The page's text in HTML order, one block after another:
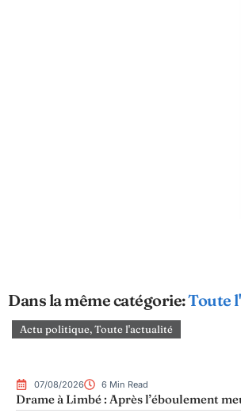
Dans la même catégorie:Toute
Actu politique,Toute l'actualité
07/08/2026 6 Min Read
Drame à Limbé : Après l’éboulement